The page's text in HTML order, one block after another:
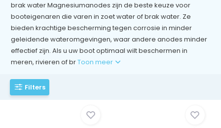
brak water Magnesiumanodes zijn de beste keuze voor
booteigenaren die varen in zoet water of brak water. Ze
bieden krachtige bescherming tegen corrosie in minder
geleidende wateromgevingen, waar andere anodes minder
effectief zijn. Als u uw boot optimaal wilt beschermen in
meren, rivieren of brToon meer
Filters